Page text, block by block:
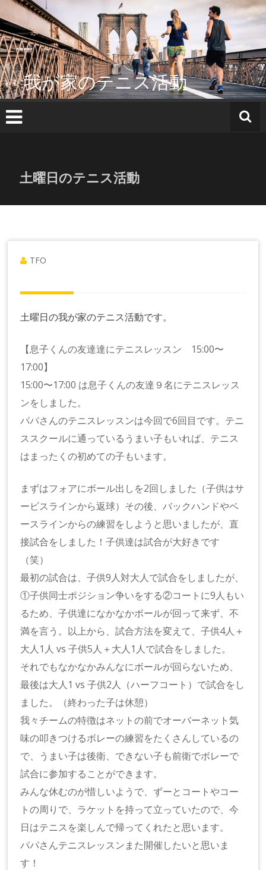
ン
テ
ン
ツ
へ
ス
キ
ッ
我が家のテニス活動
土曜日のテニス活動
TFO
土曜日の我が家のテニス活動です。
【息子くんの友達達にテニスレッスン 15:00〜
17:00】
15:00〜17:00 は息子くんの友達９名にテニスレッス
ンをしました。
パパさんのテニスレッスンは今回で6回目です。テニ
ススクールに通っているうまい子もいれば、テニス
はまったくの初めての子もいます。
まずはフォアにボール出しを2回しました（子供はサ
ービスラインから返球）その後、バックハンドやベ
ースラインからの練習をしようと思いましたが、直
接試合をしました！子供達は試合が大好きです
（笑）
最初の試合は、子供9人対大人で試合をしましたが、
①子供同士ポジション争いをする②コートに9人もい
るため、子供達になかなかボールが回って来ず、不
満を言う。以上から、試合方法を変えて、子供4人＋
大人1人 vs 子供5人＋大人1人で試合をしました。
それでもなかなかみんなにボールが回らないため、
最後は大人1 vs 子供2人（ハーフコート）で試合をし
ました。（終わった子は休憩）
我々チームの特徴はネットの前でオーバーネット気
味の叩きつけるボレーの練習をたくさんしているの
で、うまい子は後衛、できない子も前衛でボレーで
試合に参加することができます。
みんな休むのが惜しいようで、ずーとコートやコー
トの周りで、ラケットを持って立っていたので、今
日はテニスを楽しんで帰ってくれたと思います。
パパさんテニスレッスンまた開催したいと思いま
す！